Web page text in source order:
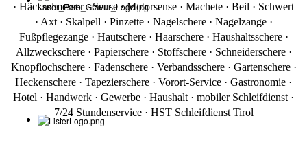
· Häckselmesser · Sense · Motorsense · Machete · Beil · Schwert
· Axt · Skalpell · Pinzette · Nagelschere · Nagelzange ·
Fußpflegezange · Hautschere · Haarschere · Haushaltsschere ·
Allzweckschere · Papierschere · Stoffschere · Schneiderschere ·
Knopflochschere · Fadenschere · Verbandsschere · Gartenschere ·
Heckenschere · Tapezierschere · Vorort-Service · Gastronomie ·
Hotel · Handwerk · Gewerbe · Haushalt · mobiler Schleifdienst ·
7/24 Stundenservice · HST Schleifdienst Tirol